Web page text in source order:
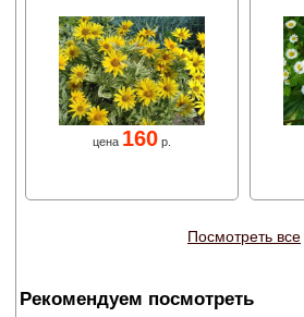
цена 160 р.
Посмотреть все
Рекомендуем посмотреть